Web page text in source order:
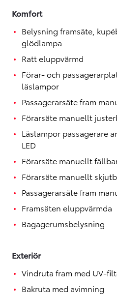
Komfort
Belysning framsäte,
glödlampa
Ratt eluppvärmd
Förar- och
läslampor
Passagerarsäte fram
Förarsäte manuellt
Läslampor passagerare
LED
Förarsäte manuellt
Förarsäte manuellt
Passagerarsäte fram
Framsäten eluppvärmda
Bagagerumsbelysning
Exteriör
Vindruta fram med UV-
Bakruta med avimning